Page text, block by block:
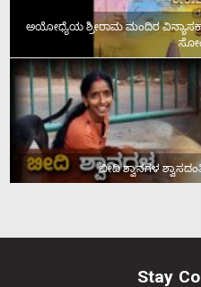
ಅಯೋಧ್ಯೆಯ ಶ್ರೀರಾಮ ಮಂದಿರ
ಬೀದಿ ಶ್ವಾನಗಳ
Stay